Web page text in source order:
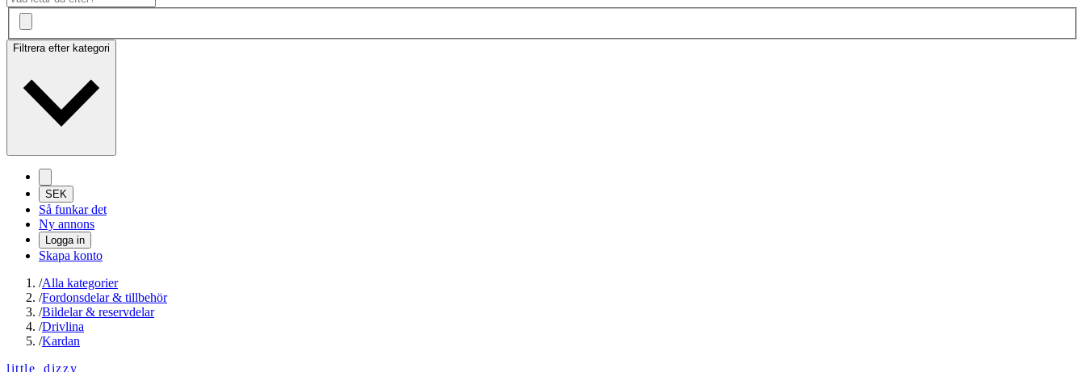
Filtrera efter kategori
SEK
Så funkar det
Ny annons
Logga in
Skapa konto
/Alla kategorier
/Fordonsdelar & tillbehör
/Bildelar & reservdelar
/Drivlina
/Kardan
little_dizzy